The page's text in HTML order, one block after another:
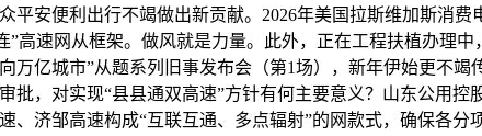
安便利出行不竭做出新贡献。2026年美国拉斯维加斯消
高速网从框架。做风就是力量。此外，正在工程扶植办理
亿城市”从题系列旧事发布会（第1场），新年伊始更不竭
，对实现“县县通双高速”方针有何主要意义？山东公用控
济邹高速构成“互联互通、多点辐射”的网款式，确保各